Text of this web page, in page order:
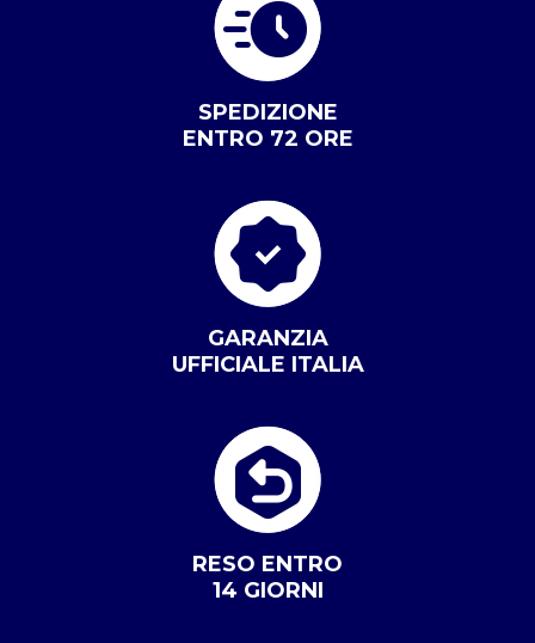
SPEDIZIONE
ENTRO 72 ORE
GARANZIA
UFFICIALE ITALIA
RESO ENTRO
14 GIORNI